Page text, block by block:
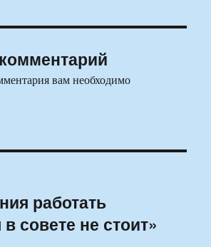
вам необходимо
работать
совете не стоит»